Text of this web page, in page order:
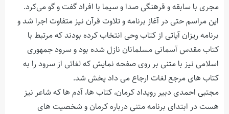
مجری با سابقه و قرهنگی صدا و سیما با افراد گفت و گو می‌کرد.
این مراسم حتی در آغاز برنامه و تلاوت قرآن نیز متفاوت اجرا شد و
برنامه ریزان آیاتی از کتاب وحی انتخاب کرده بودند که مرتبط با
کتاب مقدس آسمانی مسلمانان نازل شده بود و سرود جمهوری
اسلامی نیز با متنی بر روی صفحه نمایش که لغاتی از سرود را به
کتاب های مرجع لغات ارجاع می داد پخش شد.
مجتبی احمدی دبیر رویداد کرمان، کتاب ها، آدم ها که شاعر نیز
هست در ابتدای برنامه متنی درباره کرمان و شخصیت های